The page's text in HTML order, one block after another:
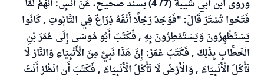
وروى ابن أبي شيبة (7/ 4) بسند صحيح، عَنْ أَنَسٍ: أَنَّهُمْ لَمَّا
فَتَحُوا تُسْتَرَ قَالَ: "فَوَجَدَ رَجُلًا أَنْفُهُ ذِرَاعٌ فِي التَّابُوتِ , كَانُوا
يَسْتَظْهِرُونَ وَيَسْتَمْطِرُونَ بِهِ , فَكَتَبَ أَبُو مُوسَى إِلَى عُمَرَ بْنِ
الْخَطَّابِ بِذَلِكَ , فَكَتَبَ عُمَرُ: إِنَّ هَذَا نَبِيٌّ مِنَ الْأَنْبِيَاءِ وَالنَّارُ لَا
تَأْكُلُ الْأَنْبِيَاءَ , وَالْأَرْضُ لَا تَأْكُلُ الْأَنْبِيَاءَ , فَكَتَبَ أَنِ انْظُرْ أَنْتَ